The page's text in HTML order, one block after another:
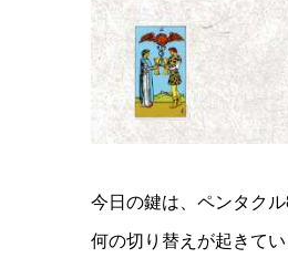
今日の鍵は、ペンタクル
何の切り替えが起きて